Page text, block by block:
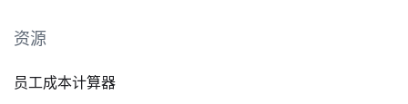
资源
员工成本计算器